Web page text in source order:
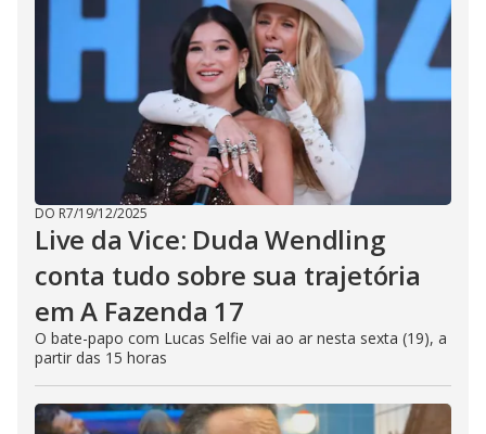
DO R7/19/12/2025
Live da Vice: Duda Wendling
conta tudo sobre sua trajetória
em A Fazenda 17
O bate-papo com Lucas Selfie vai ao ar nesta sexta (19), a
partir das 15 horas